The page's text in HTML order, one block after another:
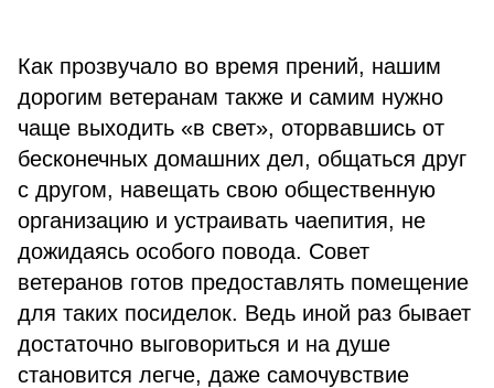
Как прозвучало во время прений, нашим
дорогим ветеранам также и самим нужно
чаще выходить «в свет», оторвавшись от
бесконечных домашних дел, общаться друг
с другом, навещать свою общественную
организацию и устраивать чаепития, не
дожидаясь особого повода. Совет
ветеранов готов предоставлять помещение
для таких посиделок. Ведь иной раз бывает
достаточно выговориться и на душе
становится легче, даже самочувствие